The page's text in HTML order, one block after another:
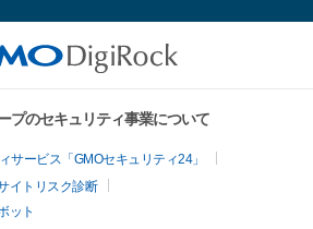
プのセキュリティ事業について
サービス「GMOセキュリティ24」
イトリスク診断
ット